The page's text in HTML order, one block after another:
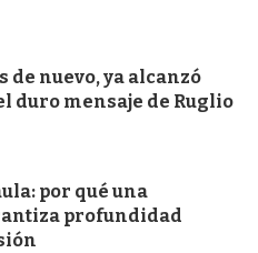
de nuevo, ya alcanzó
duro mensaje de Ruglio
por qué una
profundidad